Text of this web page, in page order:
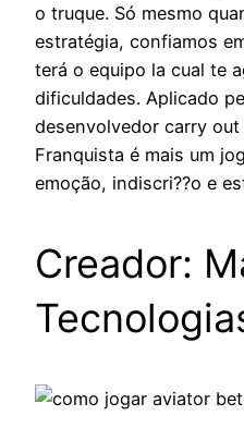
o truque. Só mesmo
estratégia, confiamos
terá o equipo la cual te
dificuldades. Aplicado
desenvolvedor carry
Franquista é mais um
emoção, indiscri??o e
Creador: